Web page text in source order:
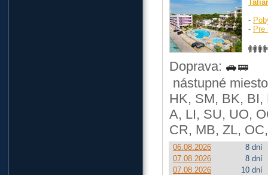
-
- Pre
Doprava:
nástupné
HK, SM, BK, BI,
A, LI, SU, UO,
CR, MB, ZL,
06.08.2026
8 dní
07.08.2026
8 dní
07.08.2026
10 dní